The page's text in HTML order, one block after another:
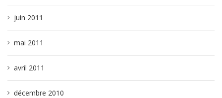
juin 2011
mai 2011
avril 2011
décembre 2010